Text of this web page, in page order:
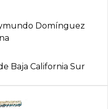
Domí­nguez
Baja California Sur